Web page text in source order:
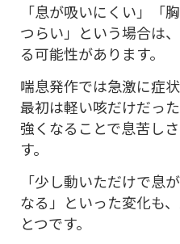
「息が吸いにくい」「
つらい」という場合は
る可能性があります。
喘息発作では急激に症
最初は軽い咳だけだっ
強くなることで息苦し
す。
「少し動いただけで息
なる」といった変化も
とつです。